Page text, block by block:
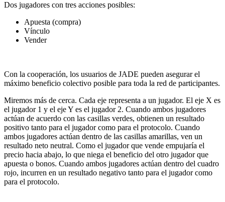
Dos jugadores con tres acciones posibles:
Apuesta (compra)
Vínculo
Vender
Con la cooperación, los usuarios de JADE pueden asegurar el
máximo beneficio colectivo posible para toda la red de participantes.
Miremos más de cerca. Cada eje representa a un jugador. El eje X es
el jugador 1 y el eje Y es el jugador 2. Cuando ambos jugadores
actúan de acuerdo con las casillas verdes, obtienen un resultado
positivo tanto para el jugador como para el protocolo. Cuando
ambos jugadores actúan dentro de las casillas amarillas, ven un
resultado neto neutral. Como el jugador que vende empujaría el
precio hacia abajo, lo que niega el beneficio del otro jugador que
apuesta o bonos. Cuando ambos jugadores actúan dentro del cuadro
rojo, incurren en un resultado negativo tanto para el jugador como
para el protocolo.